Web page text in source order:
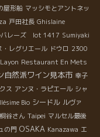
屋形船 マッシモとアントネッ
戸田社長 Ghislaine
バレーズ lot 1417 Sumiyaki
・レグリエール ドウロ 2300
Restaurant En Mets
自然派ワイン見本市 幸子
ス アンヌ・ラピエール シャ
Bio シードル ルヴァ
谷さん Taipei マルセル最後
の門 OSAKA Kanazawa エ